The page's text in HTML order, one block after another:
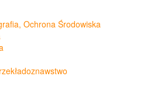
Ochrona Środowiska